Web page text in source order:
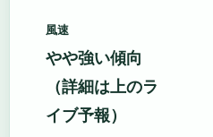
風速
やや強い傾向
（詳細は上のラ
イブ予報）